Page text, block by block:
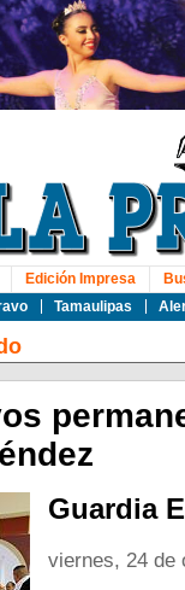
Tamaulipas
Edición Impresa
Guardia
viernes, 24 de